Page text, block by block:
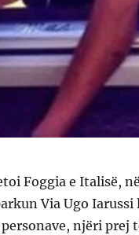
Foggia e Italisë,
Via Ugo Iarussi
njëri prej